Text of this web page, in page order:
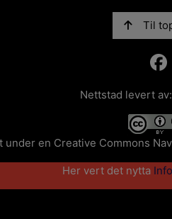
Til
Nettstad levert av:
under en Creative Commons
Her vert det nytta